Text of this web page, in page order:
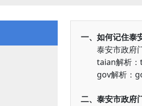
一、如何记住泰
泰安市政府门
taian解析：
gov解析：
二、泰安市政府